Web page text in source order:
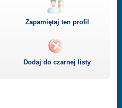
Zapamiętaj ten profil
Dodaj do czarnej listy